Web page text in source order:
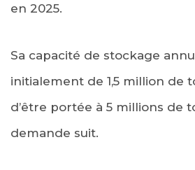
en 2025.
Sa capacité de stockage
initialement de 1,5 million de
d’être portée à 5 millions de
demande suit.